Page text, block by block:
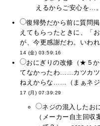
えるからご安心を…
復帰勢だから前に質問
えてもらったときに、「
が、今更感謝だわ。いわ
14 (金) 03:59:16
おにぎりの改修（★５
てなかったわ……カツカツ
ねえからな……（まぁネ
17 (月) 07:39:29
ネジの混入したお
（メーカー自主回